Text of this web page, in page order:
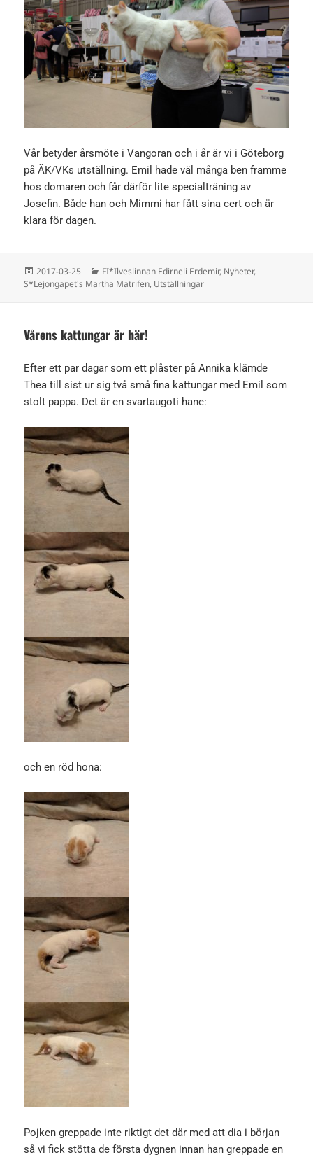
Vår betyder årsmöte i Vangoran och i år är vi i Göteborg
på ÄK/VKs utställning. Emil hade väl många ben framme
hos domaren och får därför lite specialträning av
Josefin. Både han och Mimmi har fått sina cert och är
klara för dagen.
Postat
2017-03-25 Kategorier
FI*Ilveslinnan Edirneli Erdemir, Nyheter,
S*Lejongapet's Martha Matrifen, Utställningar
Vårens kattungar är här!
Efter ett par dagar som ett plåster på Annika klämde
Thea till sist ur sig två små fina kattungar med Emil som
stolt pappa. Det är en svartaugoti hane:
och en röd hona:
Pojken greppade inte riktigt det där med att dia i början
så vi fick stötta de första dygnen innan han greppade en